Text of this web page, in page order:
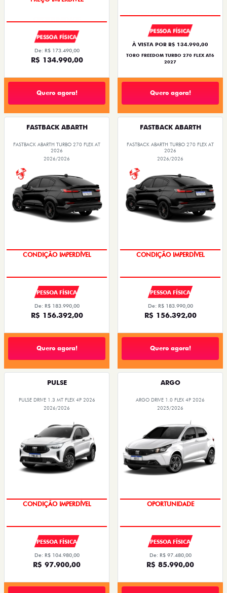
PESSOA FÍSICA
De: R$ 173.490,00
R$ 134.990,00
Quero agora!
PESSOA FÍSICA
À VISTA POR R$ 134.990,00
TORO FREEDOM TURBO 270 FLEX AT6
2027
Quero agora!
FASTBACK ABARTH
FASTBACK ABARTH TURBO 270 FLEX AT
2026
2026/2026
CONDIÇÃO IMPERDÍVEL
PESSOA FÍSICA
De: R$ 183.990,00
R$ 156.392,00
Quero agora!
FASTBACK ABARTH
FASTBACK ABARTH TURBO 270 FLEX AT
2026
2026/2026
CONDIÇÃO IMPERDÍVEL
PESSOA FÍSICA
De: R$ 183.990,00
R$ 156.392,00
Quero agora!
PULSE
PULSE DRIVE 1.3 MT FLEX 4P 2026
2026/2026
CONDIÇÃO IMPERDÍVEL
PESSOA FÍSICA
De: R$ 104.980,00
R$ 97.900,00
ARGO
ARGO DRIVE 1.0 FLEX 4P 2026
2025/2026
OPORTUNIDADE
PESSOA FÍSICA
De: R$ 97.480,00
R$ 85.990,00